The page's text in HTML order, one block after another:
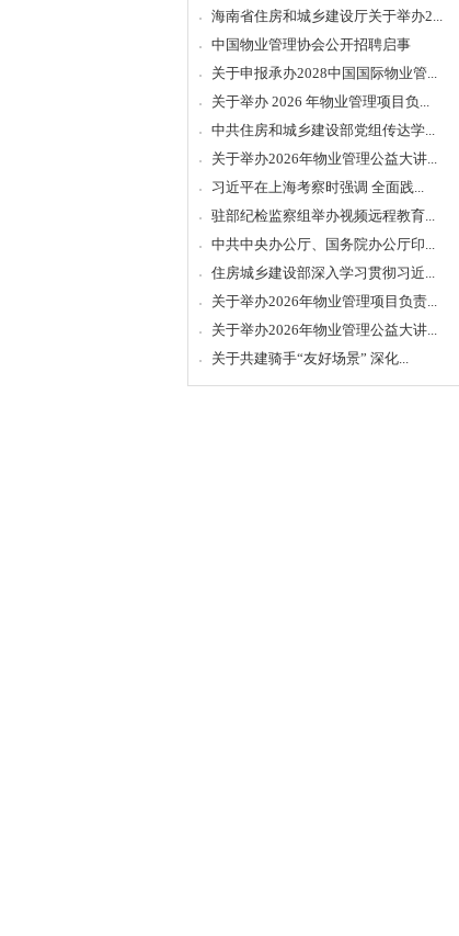
海南省住房和城乡建设厅关于举办2...
中国物业管理协会公开招聘启事
关于申报承办2028中国国际物业管...
关于举办 2026 年物业管理项目负...
中共住房和城乡建设部党组传达学...
关于举办2026年物业管理公益大讲...
习近平在上海考察时强调 全面践...
驻部纪检监察组举办视频远程教育...
中共中央办公厅、国务院办公厅印...
住房城乡建设部深入学习贯彻习近...
关于举办2026年物业管理项目负责...
关于举办2026年物业管理公益大讲...
关于共建骑手“友好场景” 深化...